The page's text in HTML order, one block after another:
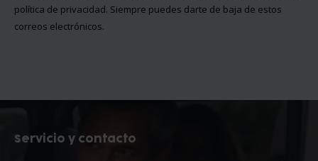
política de privacidad. Siempre puedes darte de baja de estos
correos electrónicos.
Servicio y contacto